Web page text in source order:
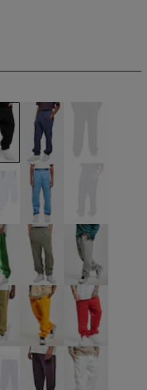
schwarzblau
blau blau
grün grau
orange rot